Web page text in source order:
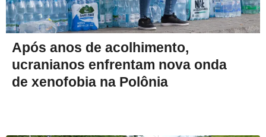
Após anos de acolhimento,
ucranianos enfrentam nova onda
de xenofobia na Polônia